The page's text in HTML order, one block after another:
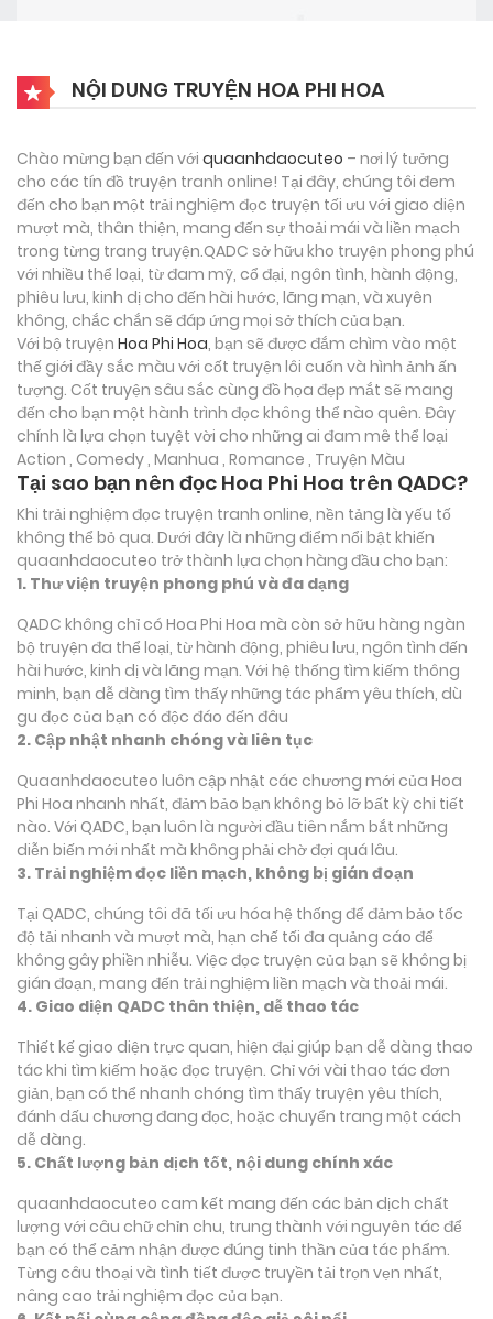
NỘI DUNG TRUYỆN HOA PHI HOA
Chào mừng bạn đến với quaanhdaocuteo – nơi lý tưởng
cho các tín đồ truyện tranh online! Tại đây, chúng tôi đem
đến cho bạn một trải nghiệm đọc truyện tối ưu với giao diện
mượt mà, thân thiện, mang đến sự thoải mái và liền mạch
trong từng trang truyện.QADC sở hữu kho truyện phong phú
với nhiều thể loại, từ đam mỹ, cổ đại, ngôn tình, hành động,
phiêu lưu, kinh dị cho đến hài hước, lãng mạn, và xuyên
không, chắc chắn sẽ đáp ứng mọi sở thích của bạn.
Với bộ truyện Hoa Phi Hoa, bạn sẽ được đắm chìm vào một
thế giới đầy sắc màu với cốt truyện lôi cuốn và hình ảnh ấn
tượng. Cốt truyện sâu sắc cùng đồ họa đẹp mắt sẽ mang
đến cho bạn một hành trình đọc không thể nào quên. Đây
chính là lựa chọn tuyệt vời cho những ai đam mê thể loại
Action , Comedy , Manhua , Romance , Truyện Màu
Tại sao bạn nên đọc Hoa Phi Hoa trên QADC?
Khi trải nghiệm đọc truyện tranh online, nền tảng là yếu tố
không thể bỏ qua. Dưới đây là những điểm nổi bật khiến
quaanhdaocuteo trở thành lựa chọn hàng đầu cho bạn:
1. Thư viện truyện phong phú và đa dạng
QADC không chỉ có Hoa Phi Hoa mà còn sở hữu hàng ngàn
bộ truyện đa thể loại, từ hành động, phiêu lưu, ngôn tình đến
hài hước, kinh dị và lãng mạn. Với hệ thống tìm kiếm thông
minh, bạn dễ dàng tìm thấy những tác phẩm yêu thích, dù
gu đọc của bạn có độc đáo đến đâu
2. Cập nhật nhanh chóng và liên tục
Quaanhdaocuteo luôn cập nhật các chương mới của Hoa
Phi Hoa nhanh nhất, đảm bảo bạn không bỏ lỡ bất kỳ chi tiết
nào. Với QADC, bạn luôn là người đầu tiên nắm bắt những
diễn biến mới nhất mà không phải chờ đợi quá lâu.
3. Trải nghiệm đọc liền mạch, không bị gián đoạn
Tại QADC, chúng tôi đã tối ưu hóa hệ thống để đảm bảo tốc
độ tải nhanh và mượt mà, hạn chế tối đa quảng cáo để
không gây phiền nhiễu. Việc đọc truyện của bạn sẽ không bị
gián đoạn, mang đến trải nghiệm liền mạch và thoải mái.
4. Giao diện QADC thân thiện, dễ thao tác
Thiết kế giao diện trực quan, hiện đại giúp bạn dễ dàng thao
tác khi tìm kiếm hoặc đọc truyện. Chỉ với vài thao tác đơn
giản, bạn có thể nhanh chóng tìm thấy truyện yêu thích,
đánh dấu chương đang đọc, hoặc chuyển trang một cách
dễ dàng.
5. Chất lượng bản dịch tốt, nội dung chính xác
quaanhdaocuteo cam kết mang đến các bản dịch chất
lượng với câu chữ chỉn chu, trung thành với nguyên tác để
bạn có thể cảm nhận được đúng tinh thần của tác phẩm.
Từng câu thoại và tình tiết được truyền tải trọn vẹn nhất,
nâng cao trải nghiệm đọc của bạn.